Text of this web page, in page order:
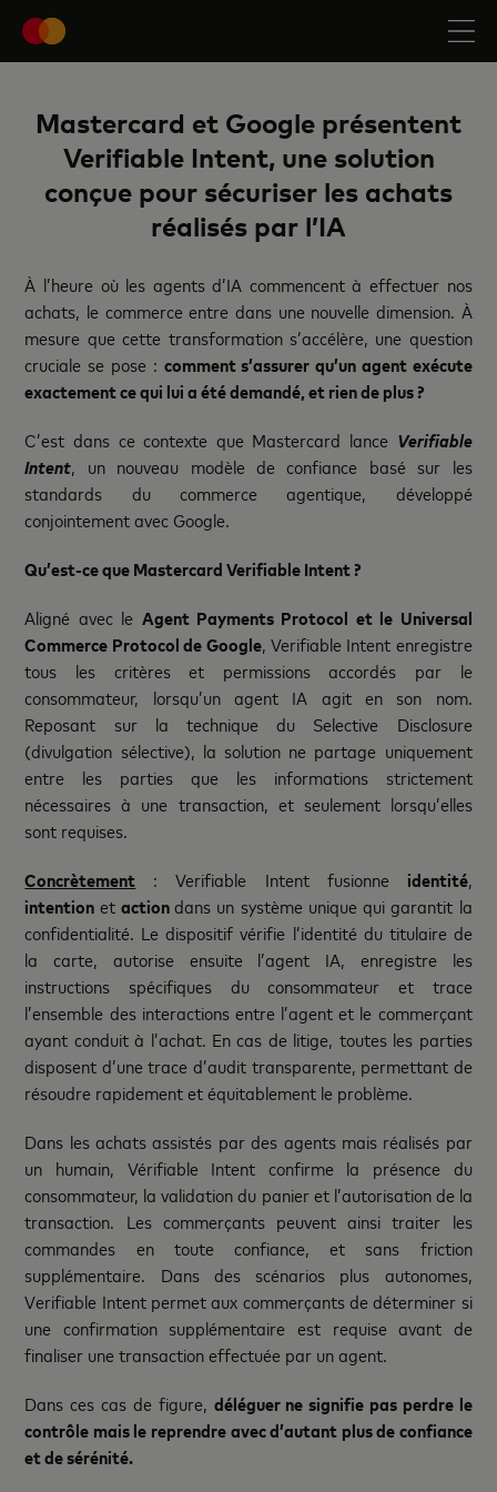
Mastercard et Google présentent
Verifiable Intent, une solution
conçue pour sécuriser les achats
réalisés par l’IA
À l’heure où les agents d’IA commencent à effectuer nos
achats, le commerce entre dans une nouvelle dimension. À
mesure que cette transformation s’accélère, une question
cruciale se pose : comment s’assurer qu’un agent exécute
exactement ce qui lui a été demandé, et rien de plus ?
C’est dans ce contexte que Mastercard lance Verifiable
Intent, un nouveau modèle de confiance basé sur les
standards du commerce agentique, développé
conjointement avec Google.
Qu’est-ce que Mastercard Verifiable Intent ?
Aligné avec le Agent Payments Protocol et le Universal
Commerce Protocol de Google, Verifiable Intent enregistre
tous les critères et permissions accordés par le
consommateur, lorsqu’un agent IA agit en son nom.
Reposant sur la technique du Selective Disclosure
(divulgation sélective), la solution ne partage uniquement
entre les parties que les informations strictement
nécessaires à une transaction, et seulement lorsqu’elles
sont requises.
Concrètement : Verifiable Intent fusionne identité,
intention et actiondans un système unique qui garantit la
confidentialité. Le dispositif vérifie l’identité du titulaire de
la carte, autorise ensuite l’agent IA, enregistre les
instructions spécifiques du consommateur et trace
l’ensemble des interactions entre l’agent et le commerçant
ayant conduit à l’achat. En cas de litige, toutes les parties
disposent d’une trace d’audit transparente, permettant de
résoudre rapidement et équitablement le problème.
Dans les achats assistés par des agents mais réalisés par
un humain, Vérifiable Intent confirme la présence du
consommateur, la validation du panier et l’autorisation de la
transaction. Les commerçants peuvent ainsi traiter les
commandes en toute confiance, et sans friction
supplémentaire. Dans des scénarios plus autonomes,
Verifiable Intent permet aux commerçants de déterminer si
une confirmation supplémentaire est requise avant de
finaliser une transaction effectuée par un agent.
Dans ces cas de figure, déléguer ne signifie pas perdre le
contrôle mais le reprendre avec d’autant plus de confiance
et de sérénité.